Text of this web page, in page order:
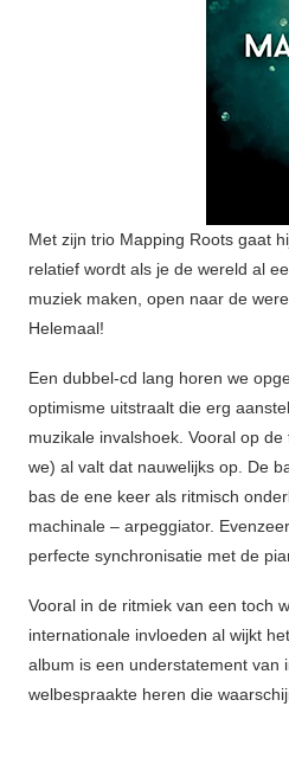
Met zijn trio Mapping Roots gaat
relatief wordt als je de wereld al
muziek maken, open naar de
Helemaal!
Een dubbel-cd lang horen we
optimisme uitstraalt die erg
muzikale invalshoek. Vooral op
we) al valt dat nauwelijks op. De
bas de ene keer als ritmisch
machinale – arpeggiator.
perfecte synchronisatie met de
Vooral in de ritmiek van een toch
internationale invloeden al wijkt
album is een understatement van
welbespraakte heren die